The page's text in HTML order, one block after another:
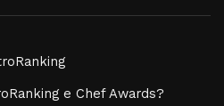
e Chef Awards?